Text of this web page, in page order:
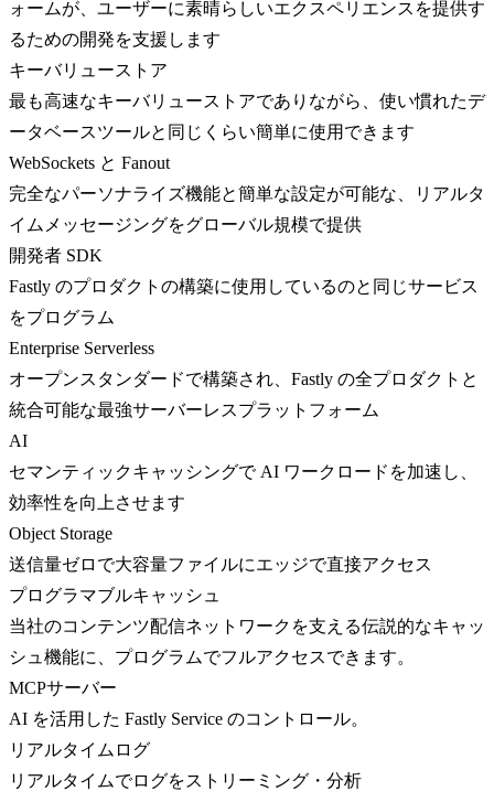
ォームが、ユーザーに素晴らしいエクスペリエンスを提供す
るための開発を支援します
キーバリューストア
最も高速なキーバリューストアでありながら、使い慣れたデ
ータベースツールと同じくらい簡単に使用できます
WebSockets と Fanout
完全なパーソナライズ機能と簡単な設定が可能な、リアルタ
イムメッセージングをグローバル規模で提供
開発者 SDK
Fastly のプロダクトの構築に使用しているのと同じサービス
をプログラム
Enterprise Serverless
オープンスタンダードで構築され、Fastly の全プロダクトと
統合可能な最強サーバーレスプラットフォーム
AI
セマンティックキャッシングで AI ワークロードを加速し、
効率性を向上させます
Object Storage
送信量ゼロで大容量ファイルにエッジで直接アクセス
プログラマブルキャッシュ
当社のコンテンツ配信ネットワークを支える伝説的なキャッ
シュ機能に、プログラムでフルアクセスできます。
MCPサーバー
AI を活用した Fastly Service のコントロール。
リアルタイムログ
リアルタイムでログをストリーミング・分析